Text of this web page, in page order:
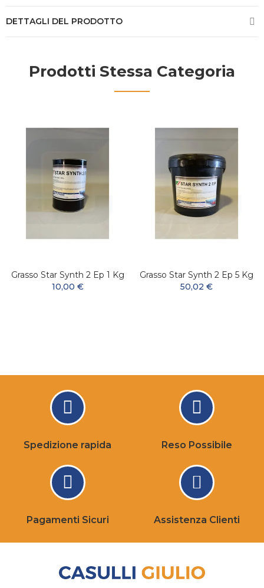
DETTAGLI DEL PRODOTTO
Prodotti Stessa Categoria
Grasso Star Synth 2 Ep 1 Kg
10,00 €
Grasso Star Synth 2 Ep 5 Kg
50,02 €
Spedizione rapida Reso Possibile
Pagamenti Sicuri Assistenza Clienti